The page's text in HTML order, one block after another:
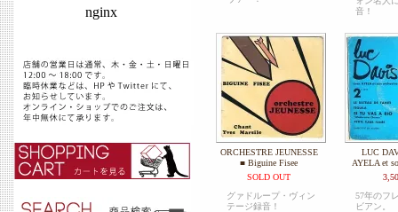
音！
ORCHESTRE JEUNESSE
■ Biguine Fisee
SOLD OUT
グァドループ・ヴィン
テージ録音！
LUC
AYELA et
57年のフ
ビアン。